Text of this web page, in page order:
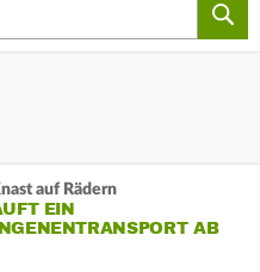
auf Rädern
EIN
AB